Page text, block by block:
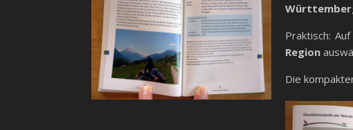
Praktisch:
Region
Die